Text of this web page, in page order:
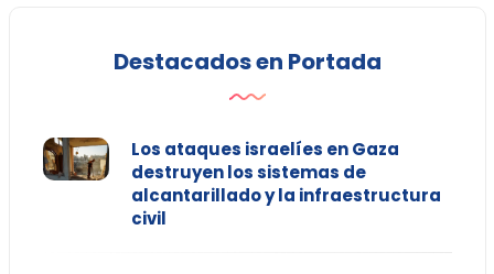
Destacados en Portada
Los ataques israelíes en Gaza
destruyen los sistemas de
alcantarillado y la infraestructura
civil